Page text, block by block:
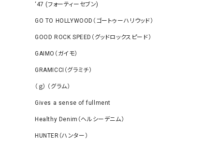
‘47 (フォーティーセブン)
GO TO HOLLYWOOD（ゴートゥーハリウッド）
GOOD ROCK SPEED（グッドロックスピード）
GAIMO（ガイモ）
GRAMICCI（グラミチ）
（ｇ） （グラム）
Gives a sense of fullment
Healthy Denim（ヘルシーデニム）
HUNTER（ハンター）